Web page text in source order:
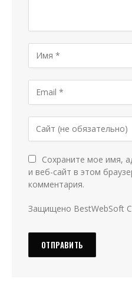
Сохраните мое имя,
и веб-сайт в этом
комментария.
Защищено BestWebSoft